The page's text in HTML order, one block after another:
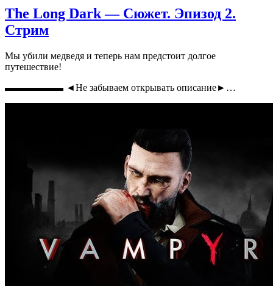
The Long Dark — Сюжет. Эпизод 2.
Стрим
Мы убили медведя и теперь нам предстоит долгое
путешествие!
▬▬▬▬▬▬ ◄Не забываем открывать описание►…